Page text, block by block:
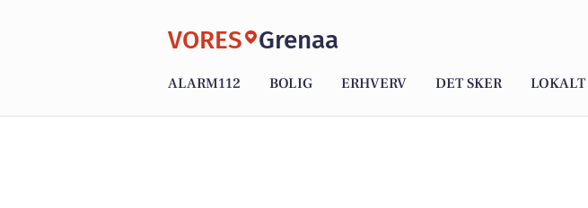
VORES Grenaa
ALARM112 BOLIG ERHVERV DET SKER